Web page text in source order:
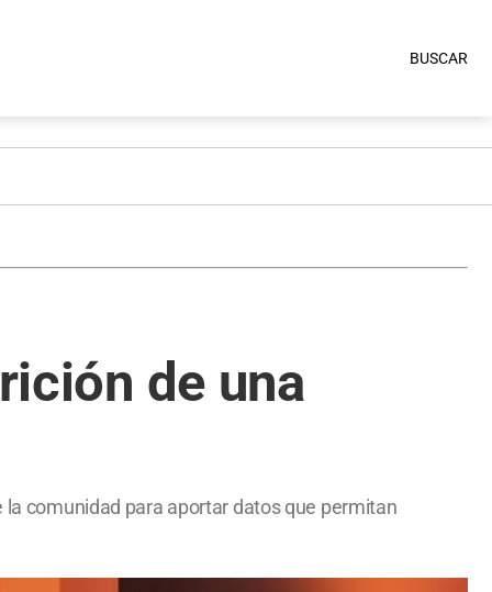
BUSCAR
de una
comunidad para aportar datos que permitan